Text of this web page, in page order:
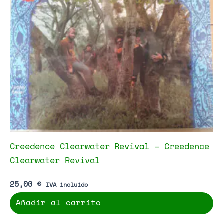
Creedence Clearwater Revival – Creedence
Clearwater Revival
25,00 € IVA incluido
Añadir al carrito